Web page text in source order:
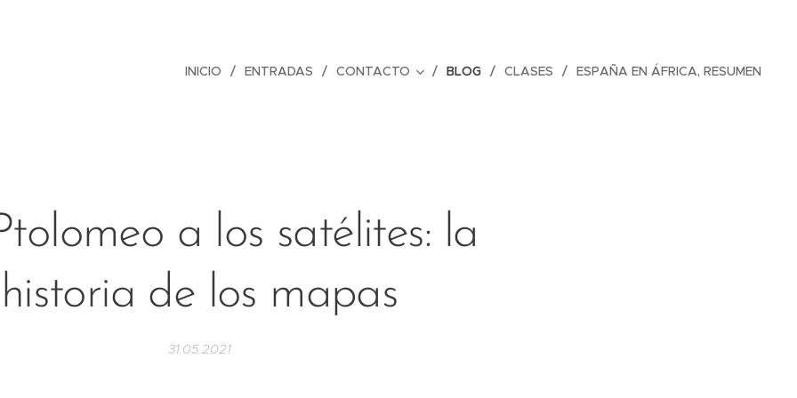
INICIO ENTRADAS CONTACTO BLOG CLASES ESPAÑA EN ÁFRICA, RESUMEN
a los satélites: la
historia de los mapas
31.05.2021